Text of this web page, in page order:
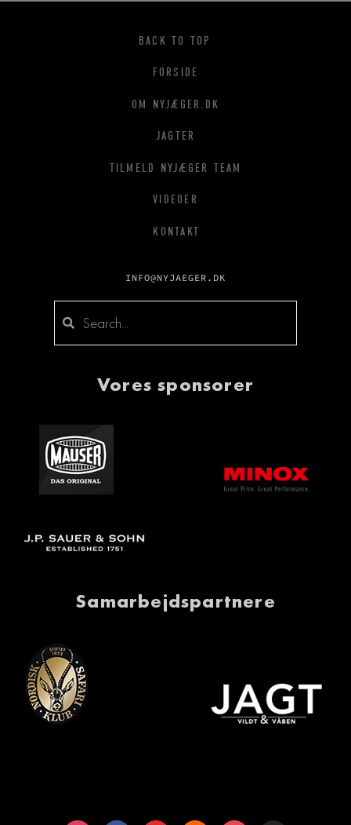
BACK TO TOP
FORSIDE
OM NYJÆGER.DK
JAGTER
TILMELD NYJÆGER TEAM
VIDEOER
KONTAKT
INFO@NYJAEGER.DK
Vores sponsorer
Samarbejdspartnere